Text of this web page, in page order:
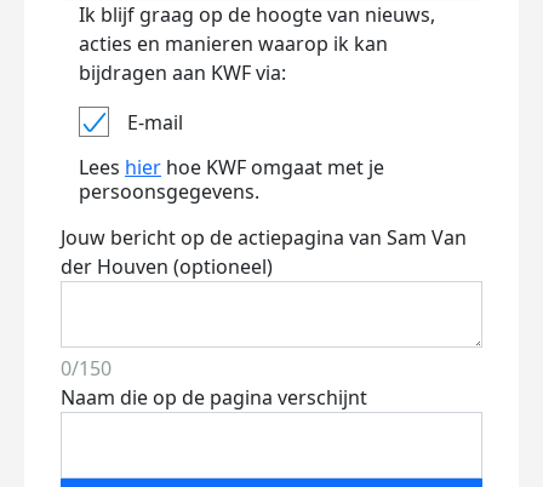
Ik blijf graag op de hoogte van nieuws,
acties en manieren waarop ik kan
bijdragen aan KWF via:
E-mail
Lees hier hoe KWF omgaat met je
persoonsgegevens.
Jouw bericht op de actiepagina van Sam Van
der Houven (optioneel)
0/150
Naam die op de pagina verschijnt